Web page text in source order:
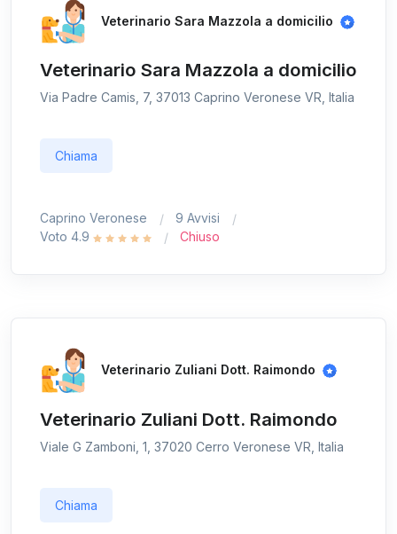
Veterinario Sara Mazzola a domicilio
Veterinario Sara Mazzola a domicilio
Via Padre Camis, 7, 37013 Caprino Veronese VR, Italia
Chiama
Caprino Veronese
9 Avvisi
Voto 4.9
Chiuso
Veterinario Zuliani Dott. Raimondo
Veterinario Zuliani Dott. Raimondo
Viale G Zamboni, 1, 37020 Cerro Veronese VR, Italia
Chiama